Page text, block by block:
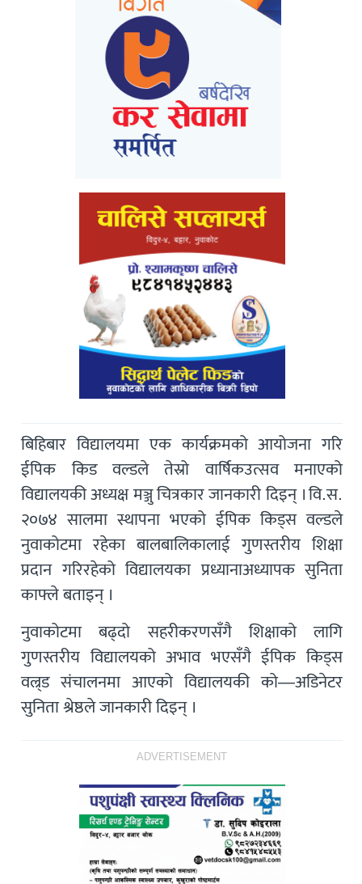
बिहिबार विद्यालयमा एक कार्यक्रमको आयोजना गरि
ईपिक किड वल्डले तेस्रो वार्षिकउत्सव मनाएको
विद्यालयकी अध्यक्ष मञ्जु चित्रकार जानकारी दिइन् । वि.स.
२०७४ सालमा स्थापना भएको ईपिक किड्स वल्डले
नुवाकोटमा रहेका बालबालिकालाई गुणस्तरीय शिक्षा
प्रदान गरिरहेको विद्यालयका प्रध्यानाअध्यापक सुनिता
काफ्ले बताइन् ।
नुवाकोटमा बढ्दो सहरीकरणसँगै शिक्षाको लागि
गुणस्तरीय विद्यालयको अभाव भएसँगै ईपिक किड्स
वल्र्ड संचालनमा आएको विद्यालयकी को—अडिनेटर
सुनिता श्रेष्ठले जानकारी दिइन् ।
ADVERTISEMENT